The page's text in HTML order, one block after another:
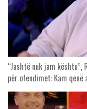
“Jashtë nuk jam kështu”,
për ofendimet: Kam